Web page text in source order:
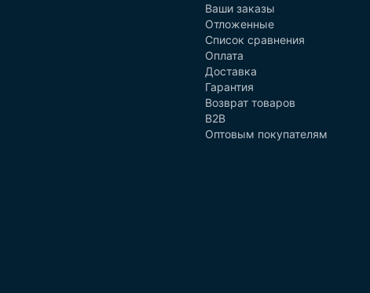
Ваши заказы
Отложенные
Список сравнения
Оплата
Доставка
Гарантия
Возврат товаров
B2B
Оптовым покупателям